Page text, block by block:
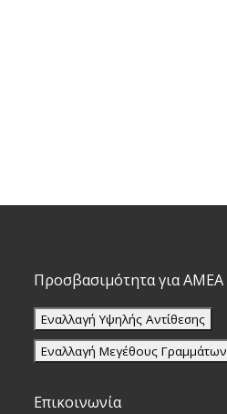
Προσβασιμότητα για ΑΜΕΑ
Εναλλαγή Υψηλής Αντίθεσης
Εναλλαγή Μεγέθους Γραμμάτων
Επικοινωνία